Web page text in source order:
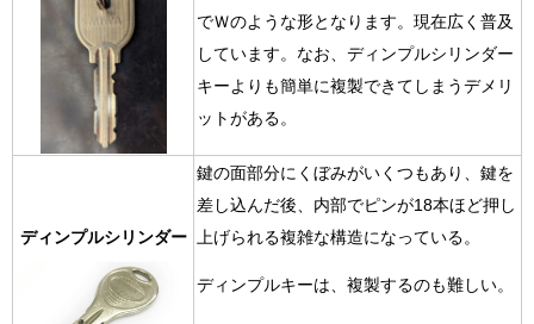
でＷのような形となります。 現在広く普及
しています。 なお、ディンプルシリンダー
キーよりも簡単に複製できてしまうデメリ
ットがある。
ディンプルシリンダー
鍵の面部分にくぼみがいくつもあり、鍵を
差し込んだ後、内部でピンが18本ほど押し
上げられる複雑な構造になっている。
ディンプルキーは、 複製するのも難しい。